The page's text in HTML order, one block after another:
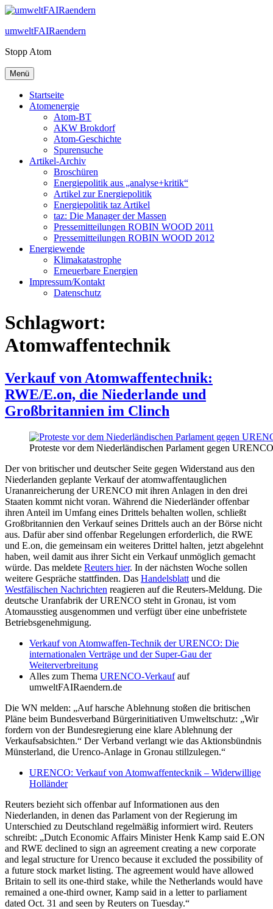
Zum
springen
umweltFAIRaendern
Stopp Atom
Menü
Startseite
Atomenergie
Atom-BT
AKW Brokdorf
Atom-Geschichte
Spurensuche
Artikel-Archiv
Broschüren
Energiepolitik aus „analyse+kritik“
Artikel zur Energiepolitik
Energiepolitik taz Artikel
taz: Die Manager der Massen
Pressemitteilungen ROBIN WOOD 2011
Pressemitteilungen ROBIN WOOD 2012
Energiewende
Klimakatastrophe
Erneuerbare Energien
Impressum/Kontakt
Datenschutz
Schlagwort:
Atomwaffentechnik
Verkauf von Atomwaffentechnik:
RWE/E.on, die Niederlande und
Großbritannien im Clinch
Proteste vor dem Niederländischen Parlament gegen
Der von britischer und deutscher Seite gegen Widerstand aus den
Niederlanden geplante Verkauf der atomwaffentauglichen
Urananreicherung der URENCO mit ihren Anlagen in den drei
Staaten kommt nicht voran. Während die Niederländer offenbar
ihren Anteil im Umfang eines Drittels behalten wollen, schließt
Großbritannien den Verkauf seines Drittels auch an der Börse nicht
aus. Dafür aber sind offenbar Regelungen erforderlich, die RWE
und E.on, die gemeinsam ein weiteres Drittel halten, jetzt abgelehnt
haben, weil damit aus ihrer Sicht ein Verkauf unmöglich gemacht
würde. Das meldete Reuters hier. In der nächsten Woche sollen
weitere Gespräche stattfinden. Das Handelsblatt und die
Westfälischen Nachrichten reagieren auf die Reuters-Meldung. Die
deutsche Uranfabrik der URENCO steht in Gronau, ist vom
Atomausstieg ausgenommen und verfügt über eine unbefristete
Betriebsgenehmigung.
Verkauf von Atomwaffen-Technik der URENCO: Die
internationalen Verträge und der Super-Gau der
Weiterverbreitung
Alles zum Thema URENCO-Verkaufauf
umweltFAIRaendern.de
Die WN melden: „Auf harsche Ablehnung stoßen die britischen
Pläne beim Bundesverband Bürgerinitiativen Umweltschutz: „Wir
fordern von der Bundesregierung eine klare Ablehnung der
Verkaufsabsichten.“ Der Verband verlangt wie das Aktionsbündnis
Münsterland, die Urenco-Anlage in Gronau stillzulegen.“
URENCO: Verkauf von Atomwaffentecknik – Widerwillige
Holländer
Reuters bezieht sich offenbar auf Informationen aus den
Niederlanden, in denen das Parlament von der Regierung im
Unterschied zu Deutschland regelmäßig informiert wird. Reuters
schreibt: „Dutch Economic Affairs Minister Henk Kamp said E.ON
and RWE declined to sign an agreement creating a new corporate
and legal structure for Urenco because it excluded the possibility of
a future stock market listing. The agreement would have allowed
Britain to sell its one-third stake, while the Netherlands would have
remained a one-third owner, Kamp said in a letter to parliament
dated Oct. 31 and seen by Reuters on Tuesday.“